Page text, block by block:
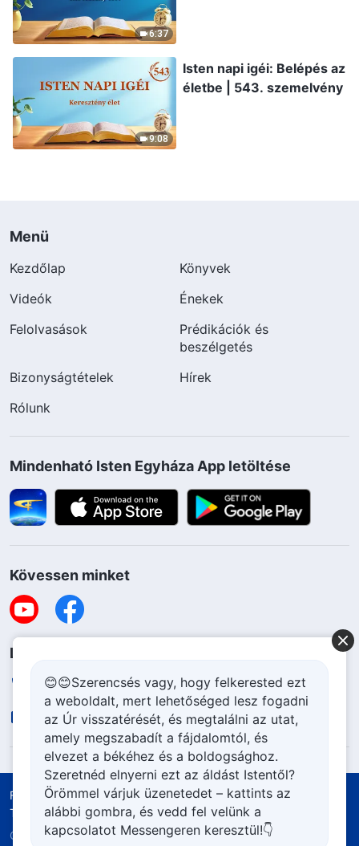
6:37
9:08
Isten napi igéi: Belépés az
életbe | 543. szemelvény
Menü
Kezdőlap
Könyvek
Videók
Énekek
Felolvasások
Prédikációk és
beszélgetés
Bizonyságtételek
Hírek
Rólunk
Mindenható Isten Egyháza App letöltése
Kövessen minket
Lépjen kapcsolatba velünk
+36-70-207-6063
contact.hu@godfootsteps.org
Felhasználási feltételek
Adatvédelmi szabályzat
Tulajdonjog elismerése
Cookie szabályzat
Copyright © 2026Mindenható Isten Egyháza.Minden
😊😊Szerencsés vagy, hogy felkerested ezt
a weboldalt, mert lehetőséged lesz fogadni
az Úr visszatérését, és megtalálni az utat,
amely megszabadít a fájdalomtól, és
elvezet a békéhez és a boldogsághoz.
Szeretnéd elnyerni ezt az áldást Istentől?
Örömmel várjuk üzenetedet – kattints az
alábbi gombra, és vedd fel velünk a
kapcsolatot Messengeren keresztül!👇